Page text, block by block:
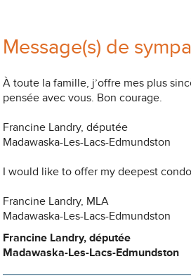
Message(s) de
À toute la famille, j’offre mes plus
pensée avec vous. Bon courage.
Francine Landry, députée
Madawaska-Les-Lacs-Edmundston
I would like to offer my deepest
Francine Landry, MLA
Madawaska-Les-Lacs-Edmundston
Francine Landry, députée
Madawaska-Les-Lacs-Edmundston